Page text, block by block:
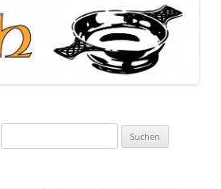
MEIN KONTO
WARENKORB
KASSE
WIDERRUFSRECHT
nach: